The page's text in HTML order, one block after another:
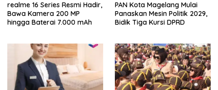
realme 16 Series Resmi Hadir,
Bawa Kamera 200 MP
hingga Baterai 7.000 mAh
PAN Kota Magelang Mulai
Panaskan Mesin Politik 2029,
Bidik Tiga Kursi DPRD